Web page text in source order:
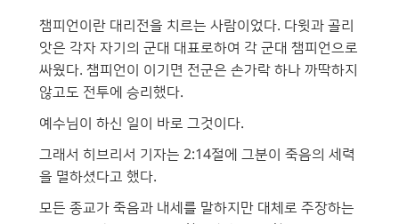
챔피언이란 대리전을 치르는 사람이었다. 다윗과 골리
앗은 각자 자기의 군대 대표로하여 각 군대 챔피언으로
싸웠다. 챔피언이 이기면 전군은 손가락 하나 까딱하지
않고도 전투에 승리했다.
예수님이 하신 일이 바로 그것이다.
그래서 히브리서 기자는 2:14절에 그분이 죽음의 세력
을 멸하셨다고 했다.
모든 종교가 죽음과 내세를 말하지만 대체로 주장하는